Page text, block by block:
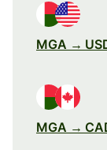
MGA →
MGA →